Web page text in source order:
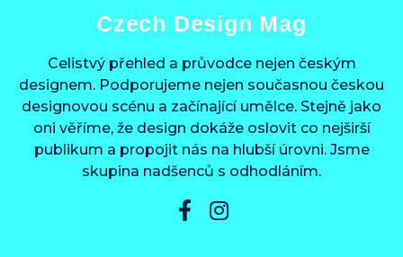
Czech Design Mag
Celistvý přehled a průvodce nejen českým
designem. Podporujeme nejen současnou českou
designovou scénu a začínající umělce. Stejně jako
oni věříme, že design dokáže oslovit co nejširší
publikum a propojit nás na hlubší úrovni. Jsme
skupina nadšenců s odhodláním.